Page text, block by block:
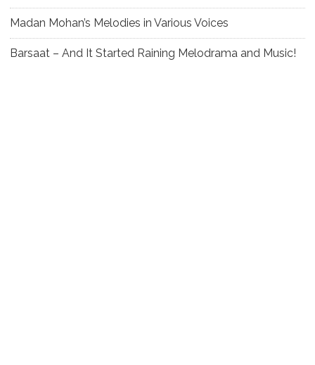
Madan Mohan’s Melodies in Various Voices
Barsaat – And It Started Raining Melodrama and Music!